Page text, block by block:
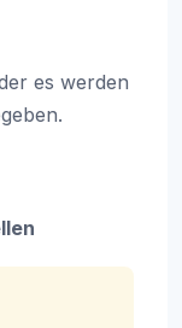
es werden